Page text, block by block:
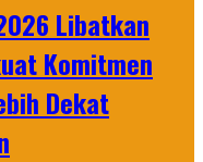
Libatkan
Komitmen
Dekat